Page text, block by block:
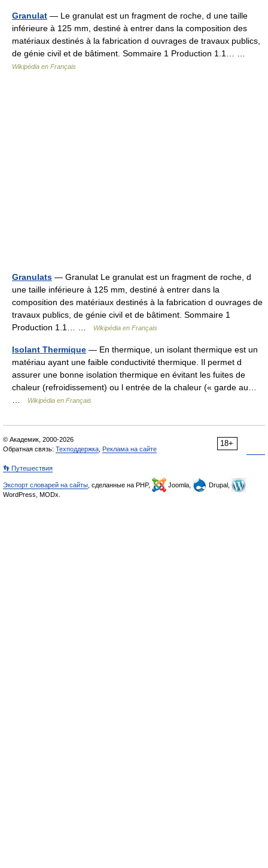
Granulat — Le granulat est un fragment de roche, d une taille
inférieure à 125 mm, destiné à entrer dans la composition des
matériaux destinés à la fabrication d ouvrages de travaux publics,
de génie civil et de bâtiment. Sommaire 1 Production 1.1… …
Wikipédia en Français
Granulats — Granulat Le granulat est un fragment de roche, d
une taille inférieure à 125 mm, destiné à entrer dans la
composition des matériaux destinés à la fabrication d ouvrages de
travaux publics, de génie civil et de bâtiment. Sommaire 1
Production 1.1… …
Wikipédia en Français
Isolant Thermique — En thermique, un isolant thermique est un
matériau ayant une faible conductivité thermique. Il permet d
assurer une bonne isolation thermique en évitant les fuites de
chaleur (refroidissement) ou l entrée de la chaleur (« garde au…
Wikipédia en Français
18+
© Академик, 2000-2026
Обратная связь: Техподдержка Реклама на сайте
👣 Путешествия
Экспорт словарей на сайты , сделанные на PHP, Joomla,
Drupal,
WordPress, MODx.